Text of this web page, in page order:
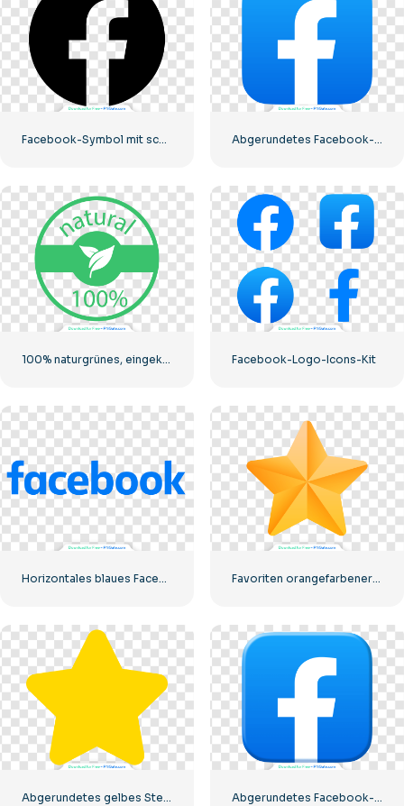
Facebook-Symbol mit schwarzem Kreis Abgerundetes Facebook-Symbol mit blauem Farbverlauf
Facebook-Logo-Icons-Kit
Favoriten orangefarbener Stern
Abgerundetes gelbes Sternsymbol Abgerundetes Facebook-Symbol mit blauem Farbverlauf